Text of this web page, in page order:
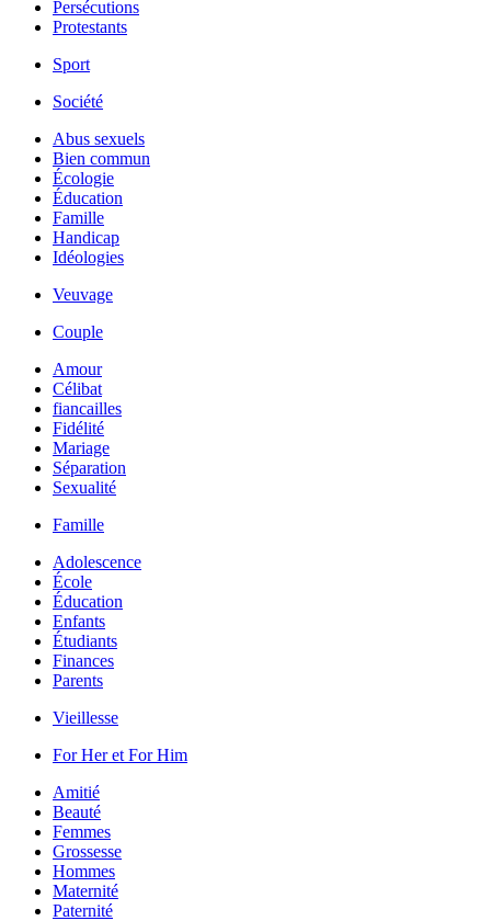
Persécutions
Protestants
Sport
Société
Abus sexuels
Bien commun
Écologie
Éducation
Famille
Handicap
Idéologies
Veuvage
Couple
Amour
Célibat
fiancailles
Fidélité
Mariage
Séparation
Sexualité
Famille
Adolescence
École
Éducation
Enfants
Étudiants
Finances
Parents
Vieillesse
For Her et For Him
Amitié
Beauté
Femmes
Grossesse
Hommes
Maternité
Paternité